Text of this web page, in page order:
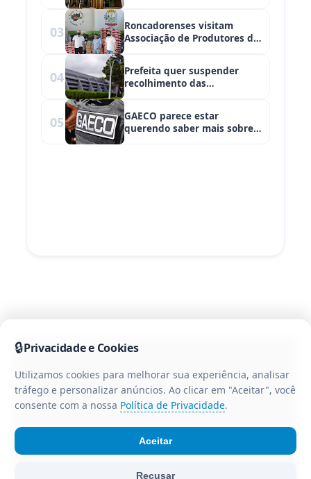
03
Roncadorenses visitam
Associação de Produtores de
04
Prefeita quer suspender
recolhimento das
mais de meio milhão em
combustível
05
GAECO parece estar
querendo saber mais sobre
🔒Privacidade e Cookies
Utilizamos cookies para melhorar sua experiência, analisar
tráfego e personalizar anúncios. Ao clicar em "Aceitar", você
consente com a nossa Política de Privacidade.
Recusar
Aceitar